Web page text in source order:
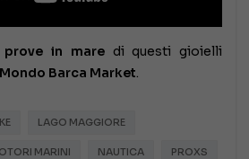
prove in maredi questi gioielli
Mondo Barca Market.
LAGO MAGGIORE
MARINI NAUTICA PROXS